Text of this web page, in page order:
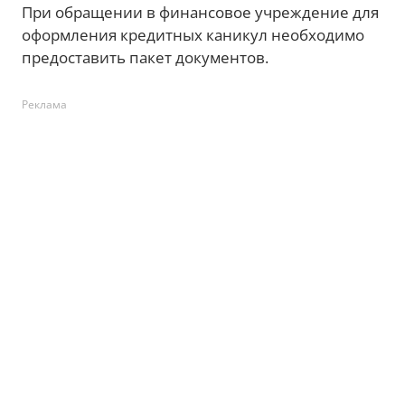
При обращении в финансовое учреждение для
оформления кредитных каникул необходимо
предоставить пакет документов.
Реклама